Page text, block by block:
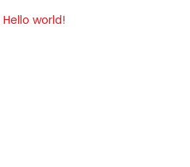
Hello world!